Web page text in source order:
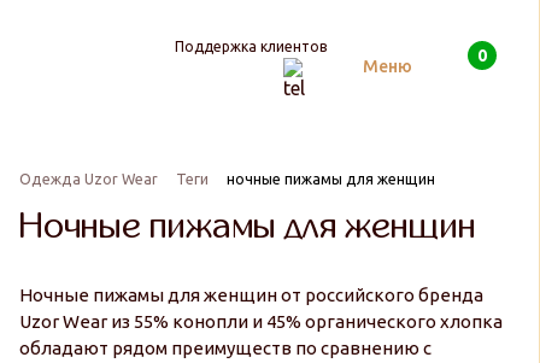
Поддержка клиентов
Меню
Поиск 0
Одежда Uzor Wear Теги ночные пижамы для женщин
Ночные пижамы для женщин
Ночные пижамы для женщин от российского бренда
Uzor Wear из 55% конопли и 45% органического хлопка
обладают рядом преимуществ по сравнению с